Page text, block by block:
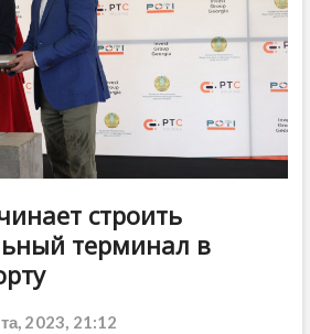
строить
терминал в
2023, 21:12